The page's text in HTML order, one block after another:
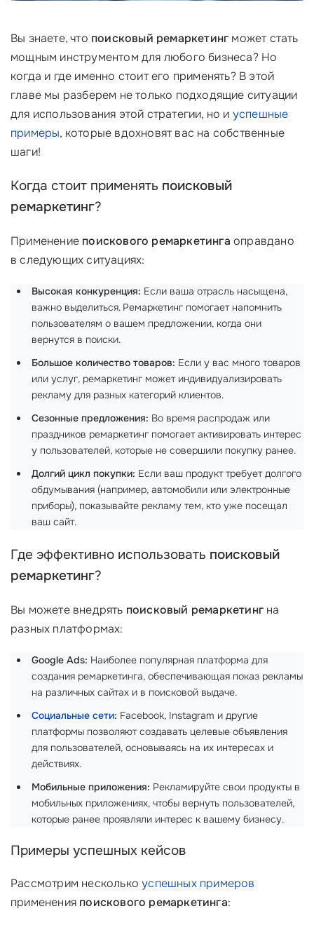
Вы знаете, что поисковый ремаркетинг может стать
мощным инструментом для любого бизнеса? Но
когда и где именно стоит его применять? В этой
главе мы разберем не только подходящие ситуации
для использования этой стратегии, но и успешные
примеры, которые вдохновят вас на собственные
шаги!
Когда стоит применять поисковый
ремаркетинг?
Применение поискового ремаркетинга оправдано
в следующих ситуациях:
Высокая конкуренция: Если ваша отрасль насыщена,
важно выделиться. Ремаркетинг помогает напомнить
пользователям о вашем предложении, когда они
вернутся в поиски.
Большое количество товаров: Если у вас много товаров
или услуг, ремаркетинг может индивидуализировать
рекламу для разных категорий клиентов.
Сезонные предложения: Во время распродаж или
праздников ремаркетинг помогает активировать интерес
у пользователей, которые не совершили покупку ранее.
Долгий цикл покупки: Если ваш продукт требует долгого
обдумывания (например, автомобили или электронные
приборы), показывайте рекламу тем, кто уже посещал
ваш сайт.
Где эффективно использовать поисковый
ремаркетинг?
Вы можете внедрять поисковый ремаркетинг на
разных платформах:
Google Ads: Наиболее популярная платформа для
создания ремаркетинга, обеспечивающая показ рекламы
на различных сайтах и в поисковой выдаче.
Социальные сети: Facebook, Instagram и другие
платформы позволяют создавать целевые объявления
для пользователей, основываясь на их интересах и
действиях.
Мобильные приложения: Рекламируйте свои продукты в
мобильных приложениях, чтобы вернуть пользователей,
которые ранее проявляли интерес к вашему бизнесу.
Примеры успешных кейсов
Рассмотрим несколькоуспешных примеров
применения поискового ремаркетинга: